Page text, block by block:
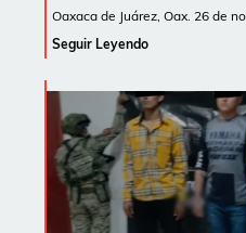
Oaxaca de Juárez, Oax. 26 de
Seguir Leyendo